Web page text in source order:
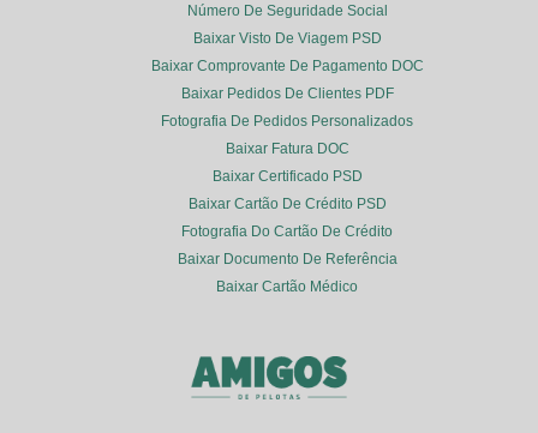
Número De Seguridade Social
Baixar Visto De Viagem PSD
Baixar Comprovante De Pagamento DOC
Baixar Pedidos De Clientes PDF
Fotografia De Pedidos Personalizados
Baixar Fatura DOC
Baixar Certificado PSD
Baixar Cartão De Crédito PSD
Fotografia Do Cartão De Crédito
Baixar Documento De Referência
Baixar Cartão Médico